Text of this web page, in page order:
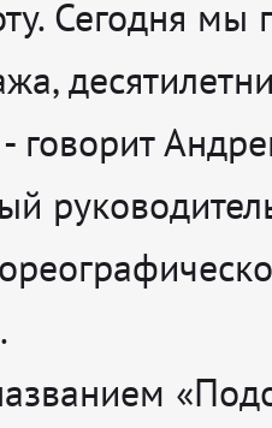
Сегодня мы
- говорит